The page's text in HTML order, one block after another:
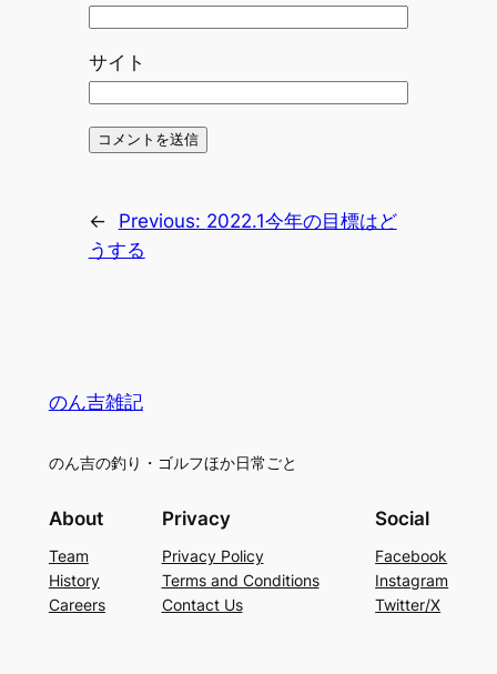
サイト
← Previous: 2022.1今年の目標はど
うする
のん吉雑記
のん吉の釣り・ゴルフほか日常ごと
About
Team
History
Careers
Privacy
Privacy Policy
Terms and Conditions
Contact Us
Social
Facebook
Instagram
Twitter/X